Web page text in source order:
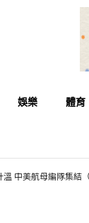
娛樂 體育
中美航母編隊集結（